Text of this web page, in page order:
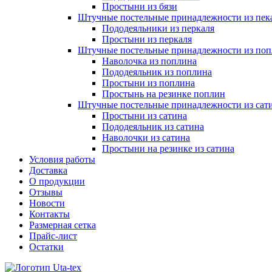
Простыни из бязи
Штучные постельные принадлежности из
Пододеяльники из перкаля
Простыни из перкаля
Штучные постельные принадлежности из
Наволочка из поплина
Пододеяльник из поплина
Простыни из поплина
Простынь на резинке поплин
Штучные постельные принадлежности из
Простыни из сатина
Пододеяльник из сатина
Наволочки из сатина
Простыни на резинке из сатина
Условия работы
Доставка
О продукции
Отзывы
Новости
Контакты
Размерная сетка
Прайс-лист
Остатки